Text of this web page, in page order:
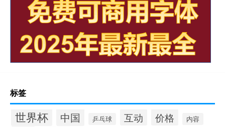
标签
世界杯 中国 乒乓球 互动 价格 内容